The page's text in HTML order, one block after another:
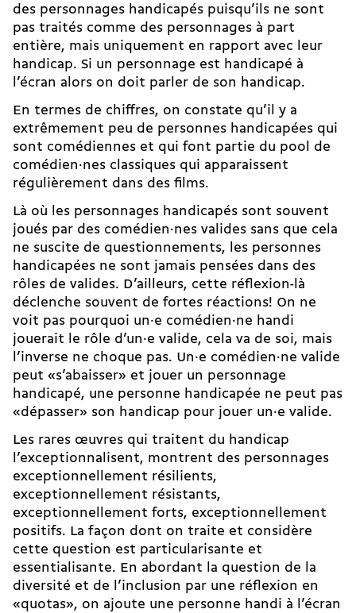
des personnages handicapés puisqu’ils ne sont
pas traités comme des personnages à part
entière, mais uniquement en rapport avec leur
handicap. Si un personnage est handicapé à
l’écran alors on doit parler de son handicap.
En termes de chiffres, on constate qu’il y a
extrêmement peu de personnes handicapées qui
sont comédiennes et qui font partie du pool de
comédien·nes classiques qui apparaissent
régulièrement dans des films.
Là où les personnages handicapés sont souvent
joués par des comédien·nes valides sans que cela
ne suscite de questionnements, les personnes
handicapées ne sont jamais pensées dans des
rôles de valides. D’ailleurs, cette réflexion-là
déclenche souvent de fortes réactions! On ne
voit pas pourquoi un·e comédien·ne handi
jouerait le rôle d’un·e valide, cela va de soi, mais
l’inverse ne choque pas. Un·e comédien·ne valide
peut «s’abaisser» et jouer un personnage
handicapé, une personne handicapée ne peut pas
«dépasser» son handicap pour jouer un·e valide.
Les rares œuvres qui traitent du handicap
l’exceptionnalisent, montrent des personnages
exceptionnellement résilients,
exceptionnellement résistants,
exceptionnellement forts, exceptionnellement
positifs. La façon dont on traite et considère
cette question est particularisante et
essentialisante. En abordant la question de la
diversité et de l’inclusion par une réflexion en
«quotas», on ajoute une personne handi à l’écran